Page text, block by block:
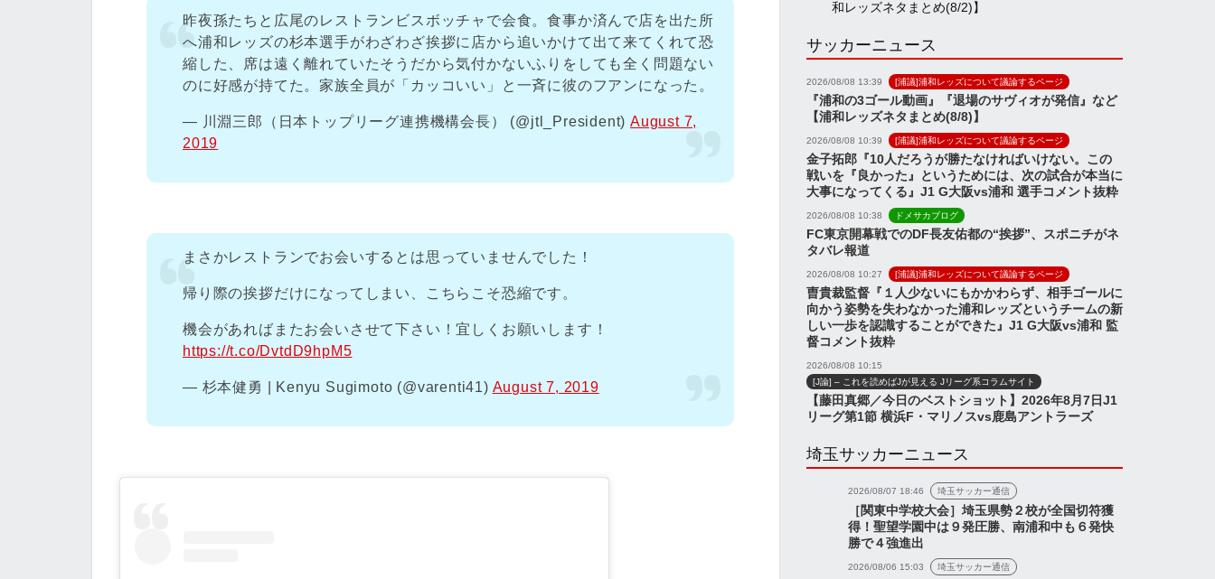
昨夜孫たちと広尾のレストランビスボッチャで会食。食事か済んで店を出た所
へ浦和レッズの杉本選手がわざわざ挨拶に店から追いかけて出て来てくれて恐
縮した、席は遠く離れていたそうだから気付かないふりをしても全く問題ない
のに好感が持てた。家族全員が「カッコいい」と一斉に彼のフアンになった。
— 川淵三郎（日本トップリーグ連携機構会長） (@jtl_President)August 7,
2019
まさかレストランでお会いするとは思っていませんでした！
帰り際の挨拶だけになってしまい、こちらこそ恐縮です。
機会があればまたお会いさせて下さい！宜しくお願いします！
https://t.co/DvtdD9hpM5
— 杉本健勇 | Kenyu Sugimoto (@varenti41) August 7, 2019
l
和レッズネタまとめ(8/2)】
サッカーニュース
2026/08/08 13:39 [浦議]浦和レッズについて議論するページ
『浦和の3ゴール動画』『退場のサヴィオが発信』など
【浦和レッズネタまとめ(8/8)】
2026/08/08 10:39 [浦議]浦和レッズについて議論するページ
金子拓郎『10人だろうが勝たなければいけない。この
戦いを『良かった』というためには、次の試合が本当に
大事になってくる』J1 G大阪vs浦和 選手コメント抜粋
2026/08/08 10:38 ドメサカブログ
FC東京開幕戦でのDF長友佑都の“挨拶”、スポニチがネ
タバレ報道
2026/08/08 10:27 [浦議]浦和レッズについて議論するページ
曺貴裁監督『１人少ないにもかかわらず、相手ゴールに
向かう姿勢を失わなかった浦和レッズというチームの新
しい一歩を認識することができた』J1 G大阪vs浦和 監
督コメント抜粋
2026/08/08 10:15
[J論] – これを読めばJが見える Jリーグ系コラムサイト
【藤田真郷／今日のベストショット】2026年8月7日J1
リーグ第1節 横浜F・マリノスvs鹿島アントラーズ
埼玉サッカーニュース
2026/08/07 18:46 埼玉サッカー通信
［関東中学校大会］埼玉県勢２校が全国切符獲
得！聖望学園中は９発圧勝、南浦和中も６発快
勝で４強進出
2026/08/06 15:03 埼玉サッカー通信